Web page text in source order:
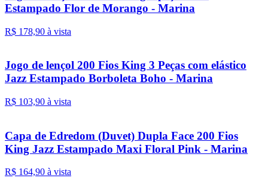
Estampado Flor de Morango - Marina
R$ 178,90 à vista
Jogo de lençol 200 Fios King 3 Peças com elástico
Jazz Estampado Borboleta Boho - Marina
R$ 103,90 à vista
Capa de Edredom (Duvet) Dupla Face 200 Fios
King Jazz Estampado Maxi Floral Pink - Marina
R$ 164,90 à vista